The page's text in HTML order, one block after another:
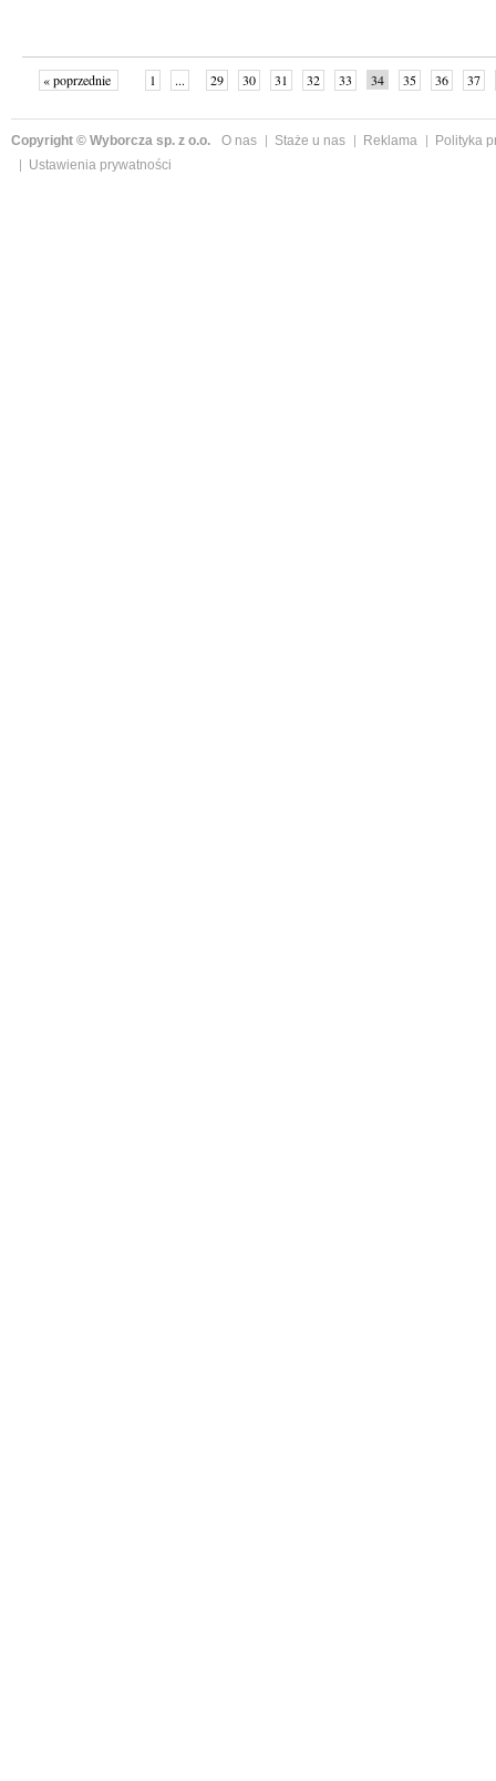
« poprzednie 1 ... 29 30 31 32 33 34 35 36
37
Copyright © Wyborcza sp. z o.o. O nas Staże u nas Reklama
Polityka
Ustawienia prywatności